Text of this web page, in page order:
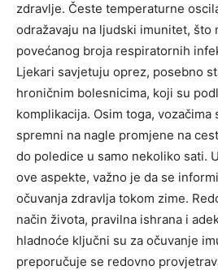
zdravlje. Česte temperaturne
odražavaju na ljudski imunitet, što
povećanog broja respiratornih
Ljekari savjetuju oprez, posebno
hroničnim bolesnicima, koji su
komplikacija. Osim toga,
spremni na nagle promjene na
do poledice u samo nekoliko sati.
ove aspekte, važno je da se
očuvanja zdravlja tokom zime.
način života, pravilna ishrana i
hladnoće ključni su za očuvanje
preporučuje se redovno